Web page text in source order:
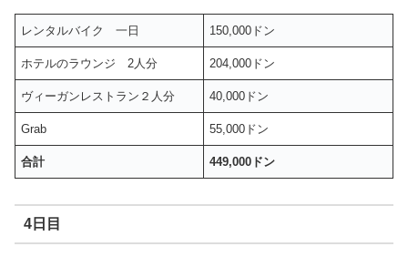
レンタルバイク 一日 150,000ドン
ホテルのラウンジ 2人分 204,000ドン
ヴィーガンレストラン２人分 40,000ドン
Grab 55,000ドン
合計 449,000ドン
4日目